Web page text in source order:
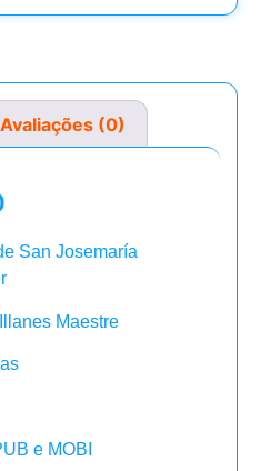
Avaliações (0)
San Josemaría
Maestre
e MOBI